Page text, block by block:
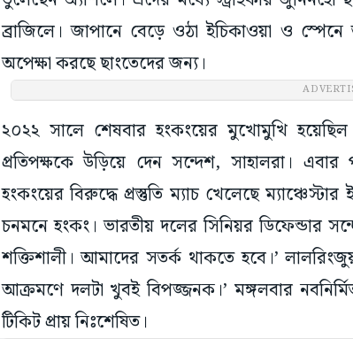
ব্রাজিলে। জাপানে বেড়ে ওঠা ইচিকাওয়া ও
অপেক্ষা করছে ছাংতেদের জন্য।
২০২২ সালে শেষবার হংকংয়ের মুখোমুখি
প্রতিপক্ষকে উড়িয়ে দেন সন্দেশ, সাহালরা।
হংকংয়ের বিরুদ্ধে প্রস্তুতি ম্যাচ খেলেছে
চনমনে হংকং। ভারতীয় দলের সিনিয়র ডিফেন্ডার
শক্তিশালী। আমাদের সতর্ক থাকতে হবে।’
আক্রমণে দলটা খুবই বিপজ্জনক।’ মঙ্গলবার
টিকিট প্রায় নিঃশেষিত।